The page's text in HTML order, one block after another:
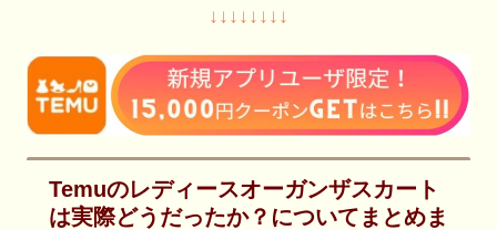
↓↓↓↓↓↓↓↓
Temuのレディースオーガンザスカート
は実際どうだったか？についてまとめま